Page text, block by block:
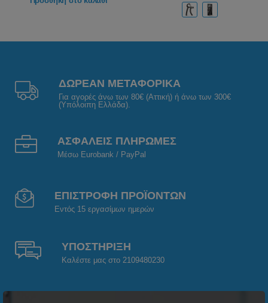
ΔΩΡΕΑΝ ΜΕΤΑΦΟΡΙΚΑ
Για αγορές άνω των 80€ (Αττική) ή άνω των 300€
(Υπόλοιπη Ελλάδα).
ΑΣΦΑΛΕΙΣ ΠΛΗΡΩΜΕΣ
Μέσω Eurobank / PayPal
ΕΠΙΣΤΡΟΦΗ ΠΡΟΪΟΝΤΩΝ
Εντός 15 εργασίμων ημερών
ΥΠΟΣΤΗΡΙΞΗ
Καλέστε μας στο 2109480230